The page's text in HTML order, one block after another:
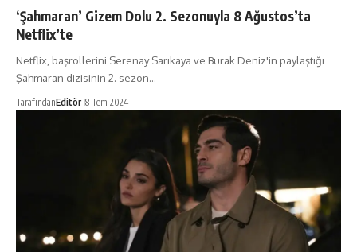
‘Şahmaran’ Gizem Dolu 2. Sezonuyla 8 Ağustos’ta
Netflix’te
Netflix, başrollerini Serenay Sarıkaya ve Burak Deniz'in paylaştığı
Şahmaran dizisinin 2. sezon…
TarafındanEditör 8 Tem 2024